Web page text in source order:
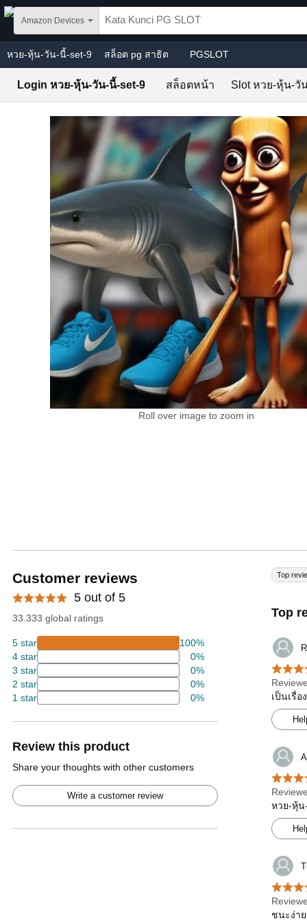
Skip to main content
Amazon Devices
หวย-หุ้น-วัน-นี้-set-9 สล็อต pg สาธิต PGSLOT
Login หวย-หุ้น-วัน-นี้-set-9 สล็อตหน้า Slot หวย-หุ้น-วั
Roll over image to zoom in
Customer reviews
5 out of 5
33.333 global ratings
5 star
100%
4 star
0%
3 star
0%
2 star
0%
1 star
0%
Review this product
Share your thoughts with other customers
Write a customer review
Top
Top
เป็นเรื่
หวย-หุ้น
ชนะง่า